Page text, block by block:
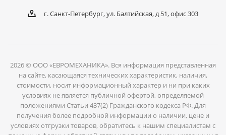
г. Санкт-Петербург, ул. Балтийская, д 51, офис 303
2026 © ООО «ЕВРОМЕХАНИКА». Вся информация представленная
на сайте, касающаяся технических характеристик, наличия,
стоимости, носит информационный характер и ни при каких
условиях не является публичной офертой, определяемой
положениями Статьи 437(2) Гражданского кодекса РФ. Для
получения более подробной информации о наличии, цене и
условиях отгрузки товаров, обратитесь к нашим специалистам с